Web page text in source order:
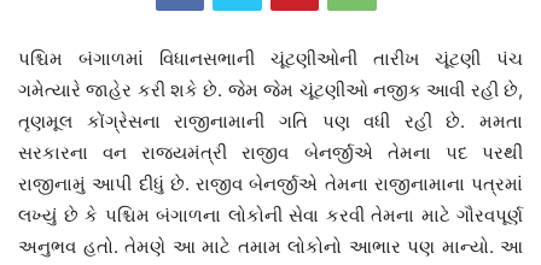
પશ્ચિમ બંગાળમાં વિધાનસભાની ચૂંટણીઓની તારીખ ચૂંટણી પંચ
ગમેત્યારે જાહેર કરી શકે છે. જેમ જેમ ચૂંટણીઓ નજીક આવી રહી છે,
તૃણમૂલ કોંગ્રેસના રાજીનામાની ગતિ પણ વધી રહી છે. મમતા
સરકારના વન રાજ્યમંત્રી રાજીવ બેનર્જીએ તેમના પદ પરથી
રાજીનામું આપી દીધું છે. રાજીવ બેનર્જીએ તેમના રાજીનામાના પત્રમાં
લખ્યું છે કે પશ્ચિમ બંગાળના લોકોની સેવા કરવી તેમના માટે ગૌરવપૂર્ણ
અનુભવ હતો. તેમણે આ માટે તમામ લોકોનો આભાર પણ માન્યો. આ